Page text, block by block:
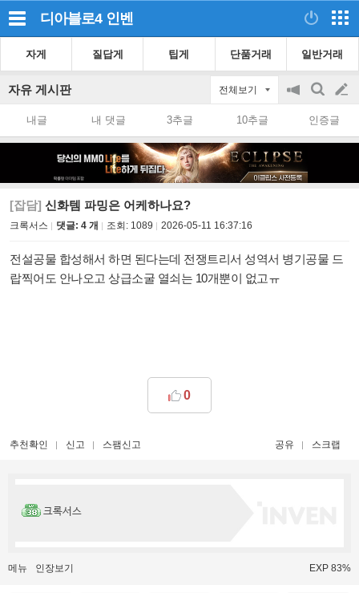
디아블로4 인벤
자게 질답게 팁게 단품거래 일반거래
자유 게시판 전체보기
공
on/off
검
색
글
쓰
내글 내 댓글 3추글 10추글 인증글
[잡담] 신화템 파밍은 어케하나요?
크록서스 댓글: 4 개 조회: 1089 2026-05-11 16:37:16
전설공물 합성해서 하면 된다는데 전쟁트리서 성역서 병기공물 드
랍찍어도 안나오고 상급소굴 열쇠는 10개뿐이 없고ㅠ
0
추천확인 신고 스팸신고 공유 스크랩
크록서스
메뉴 인장보기 EXP 83%